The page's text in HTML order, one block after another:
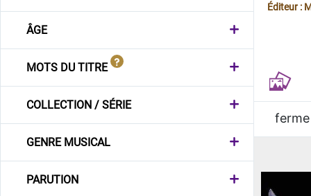
ÂGE
MOTS DU TITRE
COLLECTION / SÉRIE
GENRE MUSICAL
PARUTION
Éditeur :
ferme